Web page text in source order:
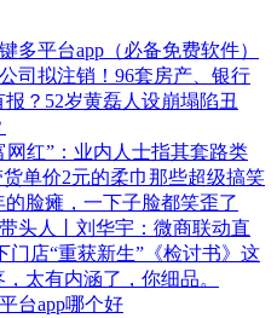
多平台app（必备免费软件）
司拟注销！96套房产、银行
？52岁黄磊人设崩塌陷丑
网红”：业内人士指其套路类
单价2元的柔巾那些超级搞笑
脸瘫，一下子脸都笑歪了
头人丨刘华宇：微商联动直
门店“重获新生”《检讨书》这
太有内涵了，你细品。
台app哪个好